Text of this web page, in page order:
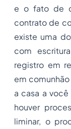
e o fato de
contrato de
existe uma
com
registro em
em
a casa a
houver
liminar, o